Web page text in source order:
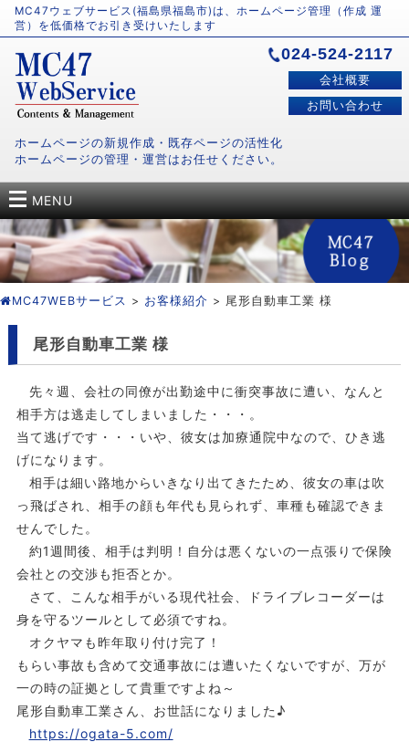
MC47ウェブサービス(福島県福島市)は、ホームページ管理（作成 運
営）を低価格でお引き受けいたします
ホームページの新規作成・既存ページの活性化
ホームページの管理・運営はお任せください。
024-524-2117
会社概要
お問い合わせ
MENU
MC47WEBサービス > お客様紹介 > 尾形自動車工業 様
尾形自動車工業 様
先々週、会社の同僚が出勤途中に衝突事故に遭い、なんと
相手方は逃走してしまいました・・・。
当て逃げです・・・いや、彼女は加療通院中なので、ひき逃
げになります。
相手は細い路地からいきなり出てきたため、彼女の車は吹
っ飛ばされ、相手の顔も年代も見られず、車種も確認できま
せんでした。
約1週間後、相手は判明！自分は悪くないの一点張りで保険
会社との交渉も拒否とか。
さて、こんな相手がいる現代社会、ドライブレコーダーは
身を守るツールとして必須ですね。
オクヤマも昨年取り付け完了！
もらい事故も含めて交通事故には遭いたくないですが、万が
一の時の証拠として貴重ですよね～
尾形自動車工業さん、お世話になりました♪
https://ogata-5.com/